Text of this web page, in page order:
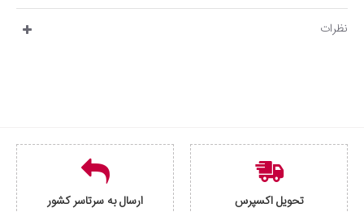
نظرات
تحویل اکسپرس ارسال به سرتاسر کشور